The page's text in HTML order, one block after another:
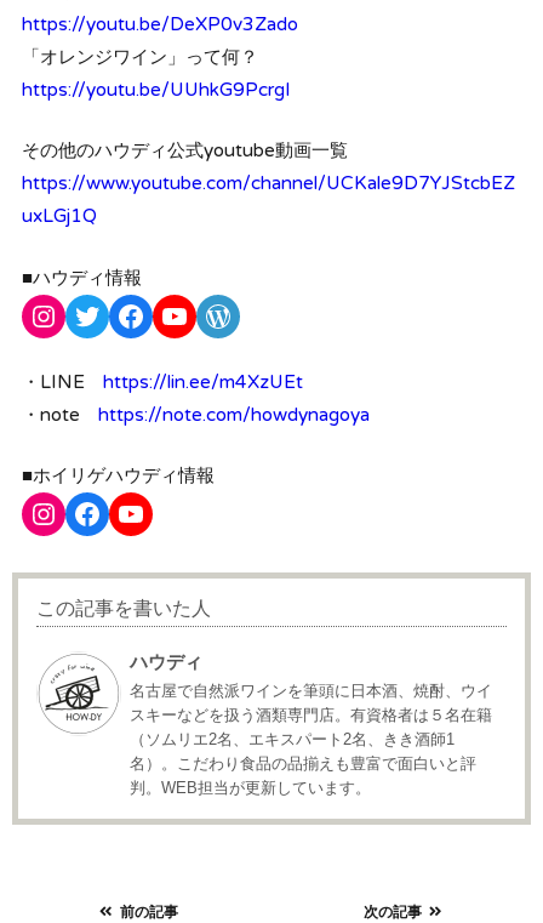
https://youtu.be/DeXP0v3Zado
「オレンジワイン」って何？
https://youtu.be/UUhkG9PcrgI
その他のハウディ公式youtube動画一覧
https://www.youtube.com/channel/UCKale9D7YJStcbEZ
uxLGj1Q
■ハウディ情報
Instagram Twitter Facebook YouTube WordPress
・LINE https://lin.ee/m4XzUEt
・note https://note.com/howdynagoya
■ホイリゲハウディ情報
Instagram Facebook YouTube
この記事を書いた人
ハウディ
名古屋で自然派ワインを筆頭に日本酒、焼酎、ウイ
スキーなどを扱う酒類専門店。有資格者は５名在籍
（ソムリエ2名、エキスパート2名、きき酒師1
名）。こだわり食品の品揃えも豊富で面白いと評
判。WEB担当が更新しています。
前の記事 次の記事